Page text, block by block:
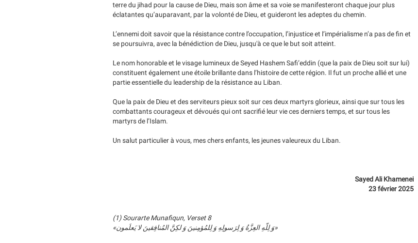
terre du jihad pour la cause de Dieu, mais son âme et sa voie se manifesteront chaque jour plus
éclatantes qu’auparavant, par la volonté de Dieu, et guideront les adeptes du chemin.
L’ennemi doit savoir que la résistance contre l’occupation, l’injustice et l’impérialisme n’a pas de fin et
se poursuivra, avec la bénédiction de Dieu, jusqu'à ce que le but soit atteint.
Le nom honorable et le visage lumineux de Seyed Hashem Safi’eddin (que la paix de Dieu soit sur lui)
constituent également une étoile brillante dans l’histoire de cette région. Il fut un proche allié et une
partie essentielle du leadership de la résistance au Liban.
Que la paix de Dieu et des serviteurs pieux soit sur ces deux martyrs glorieux, ainsi que sur tous les
combattants courageux et dévoués qui ont sacrifié leur vie ces derniers temps, et sur tous les
martyrs de l’Islam.
Un salut particulier à vous, mes chers enfants, les jeunes valeureux du Liban.
Sayed Ali Khamenei
23 février 2025
(1) Sourarte Munafiqun, Verset 8
«وَ لِلّهِ العِزَّةُ وَ لِرَسولِهِ وَ لِلمُؤمِنینَ وَ لکِنَّ المُنافِقینَ لا یَعلَمون»